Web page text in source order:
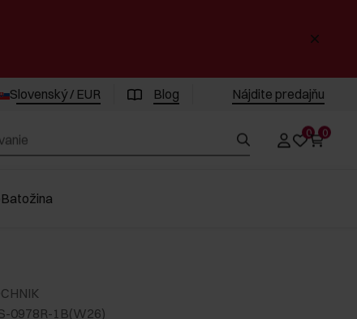
Slovenský / EUR Blog Nájdite predajňu
0 0
Batožina
0978R-1B(W26)